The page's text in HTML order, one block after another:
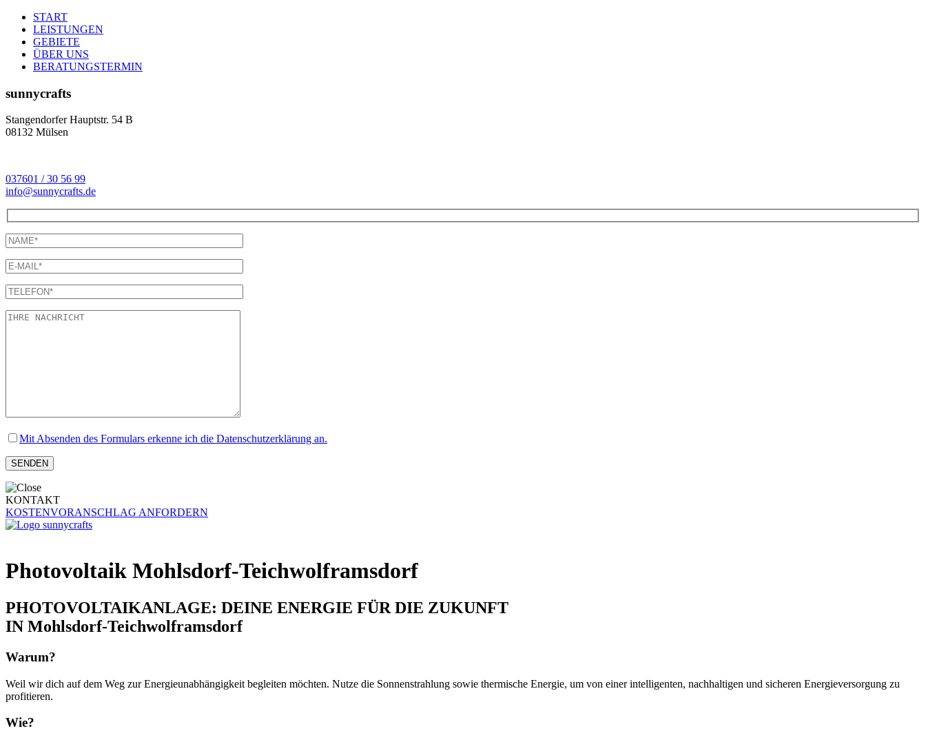
START
LEISTUNGEN
GEBIETE
ÜBER UNS
BERATUNGSTERMIN
sunnycrafts
Stangendorfer Hauptstr. 54 B
08132 Mülsen
037601 / 30 56 99
info@sunnycrafts.de
Mit Absenden des Formulars erkenne ich die Datenschutzerklärung an.
KONTAKT
KOSTENVORANSCHLAG ANFORDERN
Photovoltaik Mohlsdorf-Teichwolframsdorf
PHOTOVOLTAIKANLAGE: DEINE ENERGIE FÜR DIE ZUKUNFT
IN Mohlsdorf-Teichwolframsdorf
Warum?
Weil wir dich auf dem Weg zur Energieunabhängigkeit begleiten möchten. Nutze die Sonnenstrahlung sowie thermische Energie, um von einer intelligenten, nachhaltigen und sicheren Energieversorgung zu
profitieren.
Wie?